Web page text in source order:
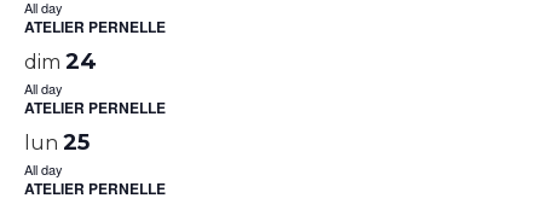
All day
ATELIER PERNELLE
dim 24
All day
ATELIER PERNELLE
lun 25
All day
ATELIER PERNELLE